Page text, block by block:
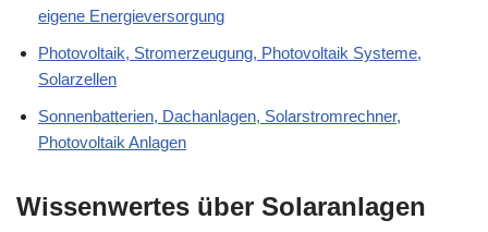
eigene Energieversorgung
Photovoltaik, Stromerzeugung, Photovoltaik Systeme,
Solarzellen
Sonnenbatterien, Dachanlagen, Solarstromrechner,
Photovoltaik Anlagen
Wissenwertes über Solaranlagen